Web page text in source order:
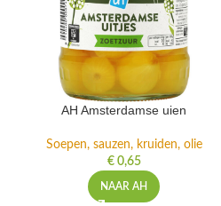
AH Amsterdamse uien
Soepen, sauzen, kruiden, olie
€0,65
NAAR AH